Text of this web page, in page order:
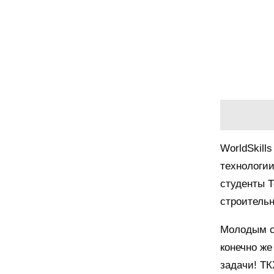
студенты
Молодым
конечно
задачи!